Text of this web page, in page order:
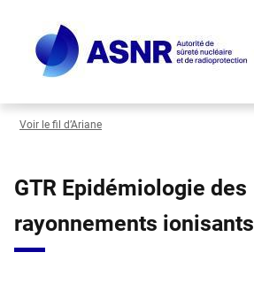
contenu
principal
Voir le fil d’Ariane
GTR Epidémiologie des
rayonnements ionisants